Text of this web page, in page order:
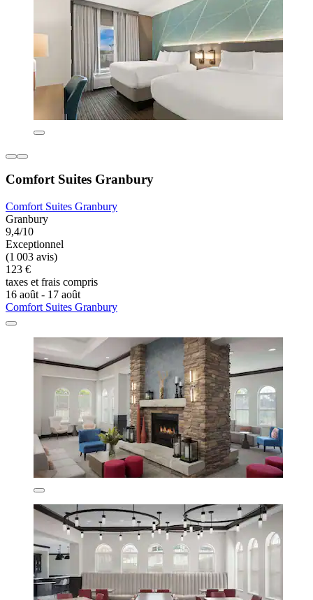
Comfort Suites Granbury
Comfort Suites Granbury
Granbury
9,4/10
Exceptionnel
(1 003 avis)
123 €
taxes et frais compris
16 août - 17 août
Comfort Suites Granbury